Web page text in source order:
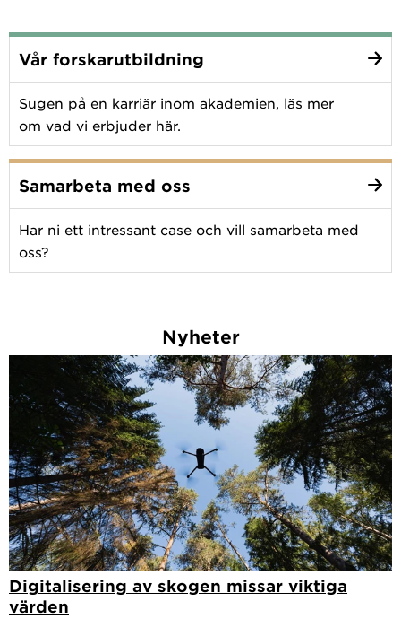
Vår forskarutbildning
Sugen på en karriär inom akademien, läs mer
om vad vi erbjuder här.
Samarbeta med oss
Har ni ett intressant case och vill samarbeta med
oss?
Nyheter
Digitalisering av skogen missar viktiga
värden